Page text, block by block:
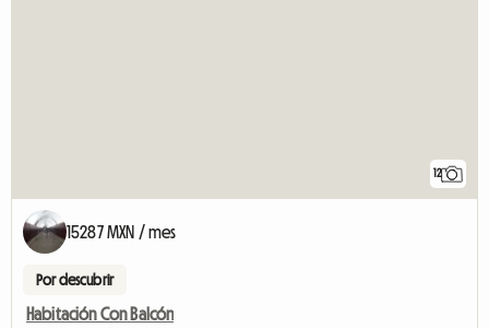
12
15287 MXN / mes
Por descubrir
Habitación Con Balcón